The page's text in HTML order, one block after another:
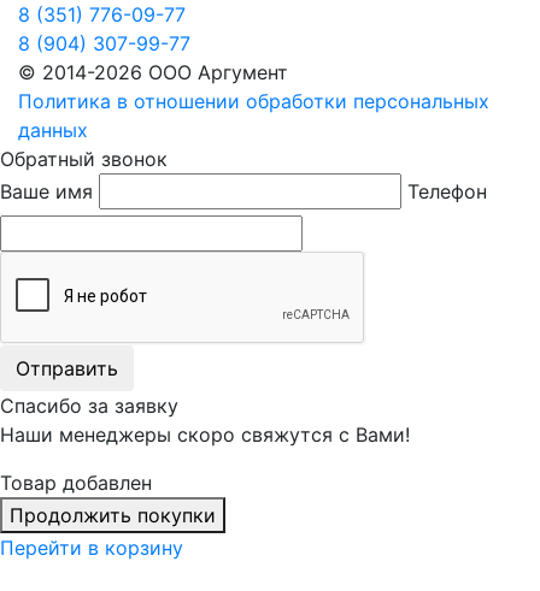
8 (351) 776-09-77
8 (904) 307-99-77
© 2014-2026 ООО Аргумент
Политика в отношении обработки персональных
данных
Обратный звонок
Ваше имя
Телефон
Отправить
Спасибо за заявку
Наши менеджеры скоро свяжутся с Вами!
Товар добавлен
Продолжить покупки
Перейти в корзину